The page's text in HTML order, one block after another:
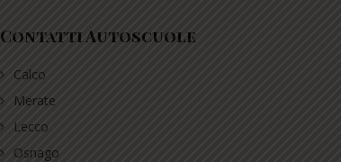
Contatti Autoscuole
Calco
Merate
Lecco
Osnago